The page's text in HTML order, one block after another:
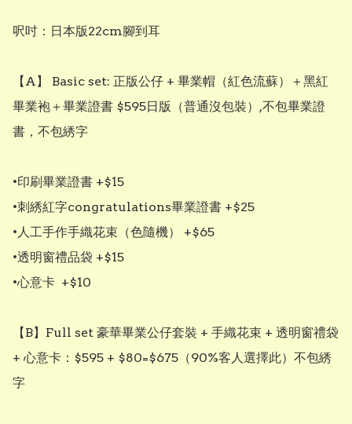
呎吋：日本版22cm腳到耳
【A】 Basic set: 正版公仔 + 畢業帽（紅色流蘇）＋黑紅
畢業袍＋畢業證書 $595日版（普通沒包裝）,不包畢業證
書，不包綉字
•印刷畢業證書 +$15
•刺綉紅字congratulations畢業證書 +$25
•人工手作手織花束（色隨機） +$65
•透明窗禮品袋 +$15
•心意卡  +$10
【B】Full set 豪華畢業公仔套裝 + 手織花束 + 透明窗禮袋
+ 心意卡：$595 + $80=$675（90%客人選擇此）不包綉
字